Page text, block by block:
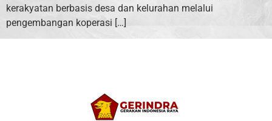
kerakyatan berbasis desa dan kelurahan melalui
pengembangan koperasi […]